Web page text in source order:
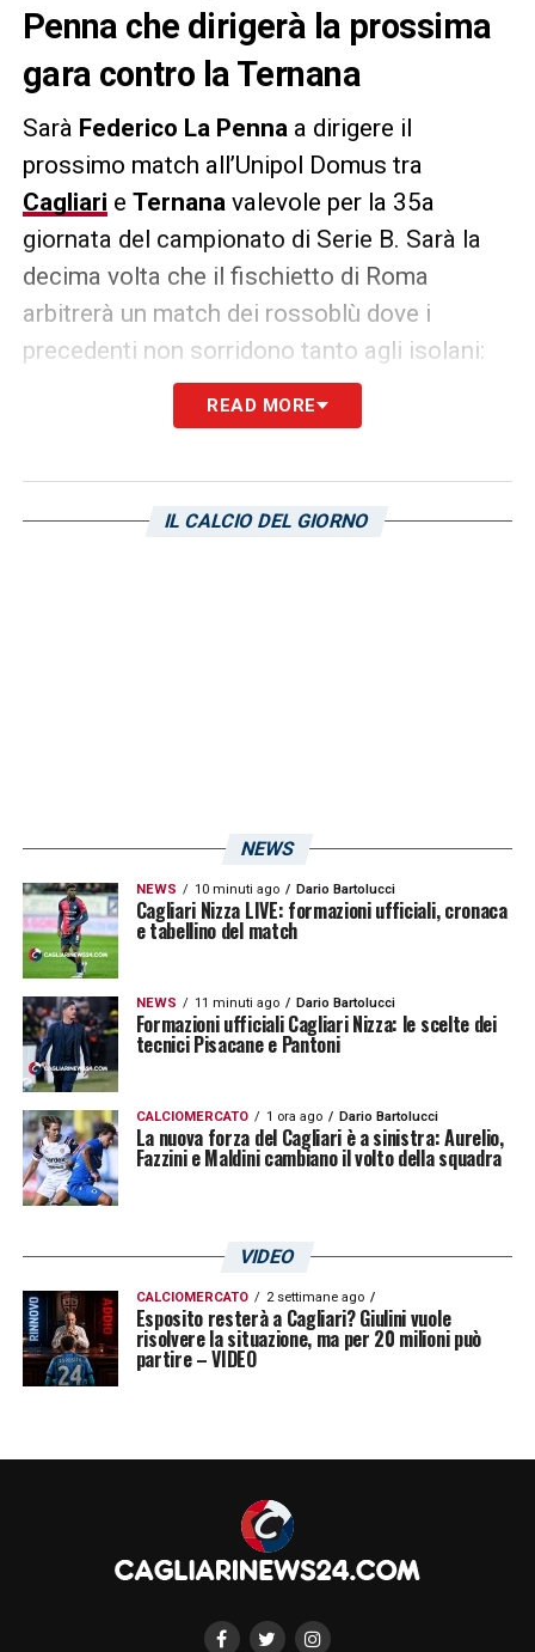
Penna che dirigerà la prossima
gara contro la Ternana
Sarà Federico La Penna a dirigere il
prossimo match all’Unipol Domus tra
Cagliari e Ternana valevole per la 35a
giornata del campionato di Serie B. Sarà la
decima volta che il fischietto di Roma
arbitrerà un match dei rossoblù dove i
precedenti non sorridono tanto agli isolani:
quattro sconfitte, tre pareggi e due sole
READ MORE
IL CALCIO DEL GIORNO
NEWS
NEWS 10 minuti ago Dario Bartolucci
Cagliari Nizza LIVE: formazioni ufficiali, cronaca
e tabellino del match
NEWS 11 minuti ago Dario Bartolucci
Formazioni ufficiali Cagliari Nizza: le scelte dei
tecnici Pisacane e Pantoni
CALCIOMERCATO 1 ora ago Dario Bartolucci
La nuova forza del Cagliari è a sinistra: Aurelio,
Fazzini e Maldini cambiano il volto della squadra
VIDEO
CALCIOMERCATO 2 settimane ago
Esposito resterà a Cagliari? Giulini vuole
risolvere la situazione, ma per 20 milioni può
partire – VIDEO